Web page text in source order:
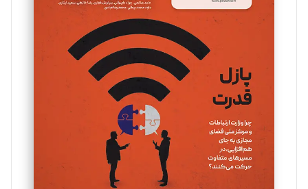
مینا پاکدل
یسنا امان‌پور
تحریریه
ملینا جعفری
تحریریه